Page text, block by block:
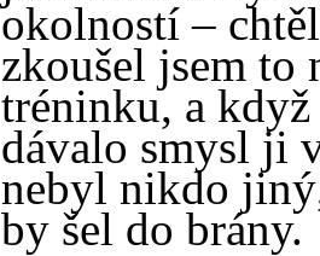
okolností –
zkoušel jsem to
tréninku, a
dávalo smysl ji
nebyl nikdo
by šel do brány.